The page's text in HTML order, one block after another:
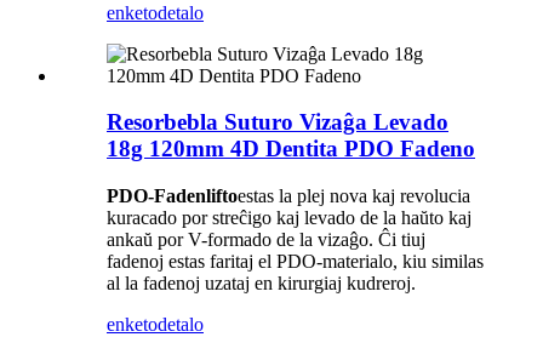
enketodetalo
Resorbebla Suturo Vizaĝa Levado
18g 120mm 4D Dentita PDO Fadeno
PDO-Fadenliftoestas la plej nova kaj revolucia
kuracado por streĉigo kaj levado de la haŭto kaj
ankaŭ por V-formado de la vizaĝo. Ĉi tiuj
fadenoj estas faritaj el PDO-materialo, kiu similas
al la fadenoj uzataj en kirurgiaj kudreroj.
enketodetalo